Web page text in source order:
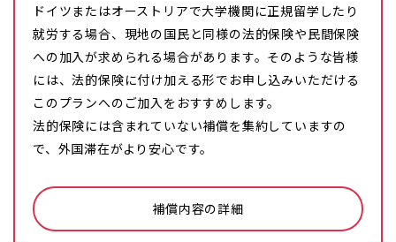
ドイツまたはオーストリアで大学機関に正規留学したり
就労する場合、現地の国民と同様の法的保険や民間保険
への加入が求められる場合があります。そのような皆様
には、法的保険に付け加える形でお申し込みいただける
このプランへのご加入をおすすめします。
法的保険には含まれていない補償を集約していますの
で、外国滞在がより安心です。
補償内容の詳細